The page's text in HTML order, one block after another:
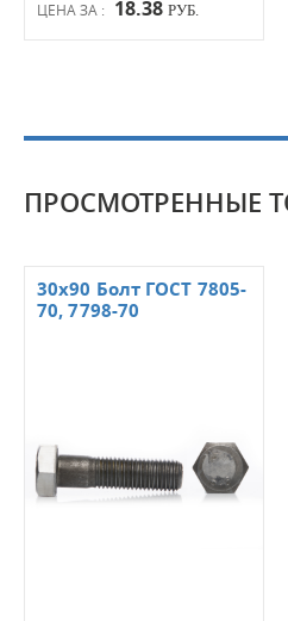
ЦЕНА ЗА : 18.38 РУБ.
ПРОСМОТРЕННЫЕ
30х90 Болт ГОСТ 7805-
70, 7798-70